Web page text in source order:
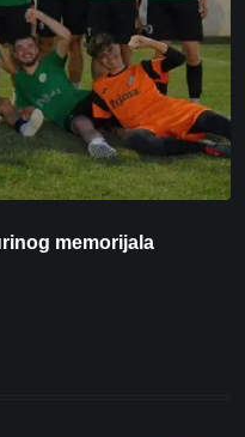
memorijala